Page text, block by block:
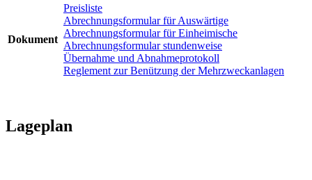
Dokument
Preisliste
Abrechnungsformular für Auswärtige
Abrechnungsformular für Einheimische
Abrechnungsformular stundenweise
Übernahme und Abnahmeprotokoll
Reglement zur Benützung der Mehrzweckanlagen
Lageplan